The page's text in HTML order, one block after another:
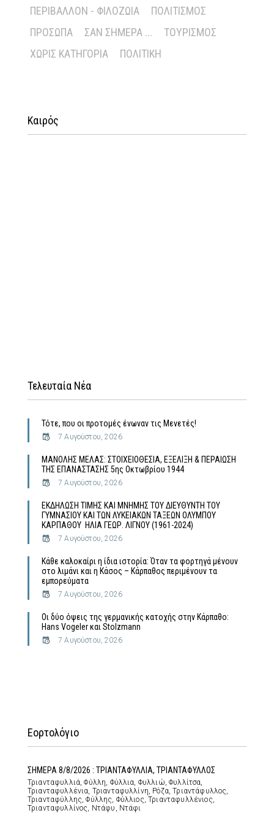
ΠΕΡΙΒΆΛΛΟΝ - ΦΙΛΟΖΩΊΑ
ΠΟΛΙΤΙΣΜΌΣ
ΠΡΌΣΩΠΑ
ΣΑΝ ΣΉΜΕΡΑ ...
ΤΟΥΡΙΣΜΌΣ
ΧΩΡΊΣ ΚΑΤΗΓΟΡΊΑ
ΠΟΛΙΤΙΚΉ
Καιρός
Τελευταία Νέα
Τότε, που οι προτομές ένωναν τις Μενετές!
7 Αυγούστου, 2026
MΑΝΟΛΗΣ ΜΕΛΑΣ: ΣΤΟΙΧΕΙΟΘΕΣΙΑ, ΕΞΕΛΙΞΗ & ΠΕΡΑΙΩΣΗ
ΤΗΣ ΕΠΑΝΑΣΤΑΣΗΣ 5ης Οκτωβρίου 1944
7 Αυγούστου, 2026
ΕΚΔΗΛΩΣΗ ΤΙΜΗΣ ΚΑΙ ΜΝΗΜΗΣ ΤΟΥ ΔΙΕΥΘΥΝΤΗ ΤΟΥ
ΓΥΜΝΑΣΙΟΥ ΚΑΙ ΤΩΝ ΛΥΚΕΙΑΚΩΝ ΤΑΞΕΩΝ ΟΛΥΜΠΟΥ
ΚΑΡΠΑΘΟΥ ΗΛΙΑ ΓΕΩΡ. ΛΙΓΝΟΥ (1961-2024)
7 Αυγούστου, 2026
Κάθε καλοκαίρι η ίδια ιστορία: Όταν τα φορτηγά μένουν
στο λιμάνι και η Κάσος – Κάρπαθος περιμένουν τα
εμπορεύματα
7 Αυγούστου, 2026
Οι δύο όψεις της γερμανικής κατοχής στην Κάρπαθο:
Hans Vogeler και Stolzmann
7 Αυγούστου, 2026
Εορτολόγιο
ΣΗΜΕΡΑ 8/8/2026 : ΤΡΙΑΝΤΑΦΥΛΛΙΑ, ΤΡΙΑΝΤΑΦΥΛΛΟΣ
Τριανταφυλλιά, Φύλλη, Φύλλια, Φυλλιώ, Φυλλίτσα,
Τριανταφυλλένια, Τριανταφυλλίνη, Ρόζα, Τριαντάφυλλος,
Τριανταφύλλης, Φύλλης, Φύλλιος, Τριανταφυλλένιος,
Τριανταφυλλίνος, Ντάφυ, Ντάφι